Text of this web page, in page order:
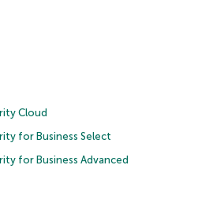
Cloud
for Business Select
for Business Advanced